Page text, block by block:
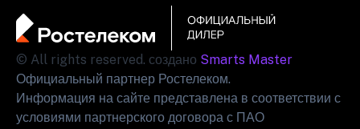
© All rights reserved. создано Smarts Master
Официальный партнер Ростелеком.
Информация на сайте представлена в соответствии с
условиями партнерского договора с ПАО